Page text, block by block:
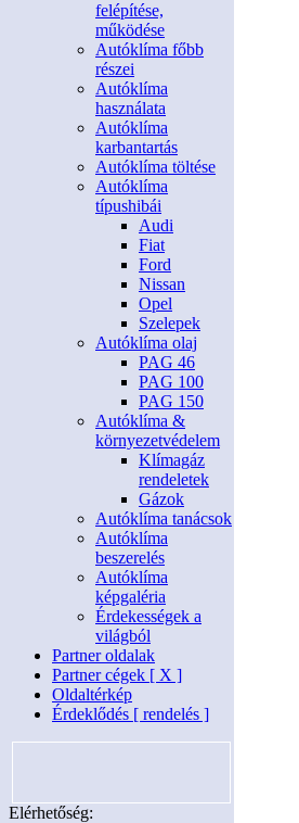
felépítése,
működése
Autóklíma főbb
részei
Autóklíma
használata
Autóklíma
karbantartás
Autóklíma töltése
Autóklíma
típushibái
Audi
Fiat
Ford
Nissan
Opel
Szelepek
Autóklíma olaj
PAG 46
PAG 100
PAG 150
Autóklíma &
környezetvédelem
Klímagáz
rendeletek
Gázok
Autóklíma tanácsok
Autóklíma
beszerelés
Autóklíma
képgaléria
Érdekességek a
világból
Partner oldalak
Partner cégek [ X ]
Oldaltérkép
Érdeklődés [ rendelés ]
Elérhetőség: